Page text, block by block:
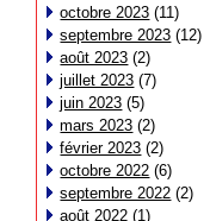
octobre 2023 (11)
septembre 2023 (12)
août 2023 (2)
juillet 2023 (7)
juin 2023 (5)
mars 2023 (2)
février 2023 (2)
octobre 2022 (6)
septembre 2022 (2)
août 2022 (1)